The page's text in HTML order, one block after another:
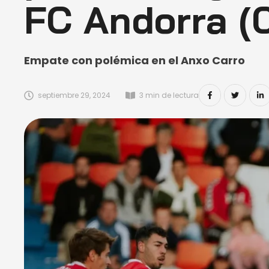
FC Andorra
Empate con polémica en el Anxo Carro
septiembre 29, 2024 3 min de lectura